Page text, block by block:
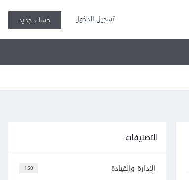
تسجيل الدخول حساب جديد
التصنيفات
150 الإدارة والقيادة